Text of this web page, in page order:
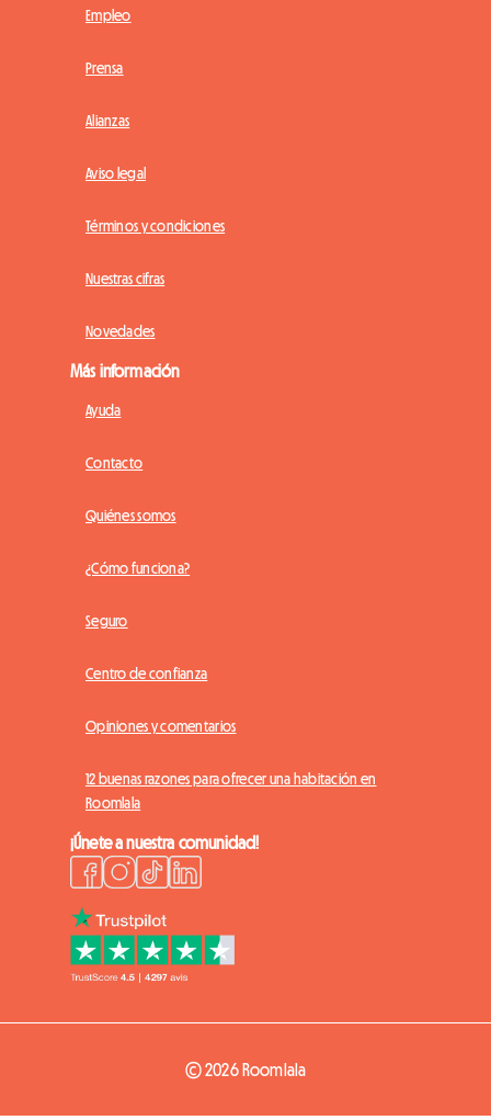
Empleo
Prensa
Alianzas
Aviso legal
Términos y condiciones
Nuestras cifras
Novedades
Más información
Ayuda
Contacto
Quiénes somos
¿Cómo funciona?
Seguro
Centro de confianza
Opiniones y comentarios
12 buenas razones para ofrecer una habitación en
Roomlala
¡Únete a nuestra comunidad!
© 2026 Roomlala